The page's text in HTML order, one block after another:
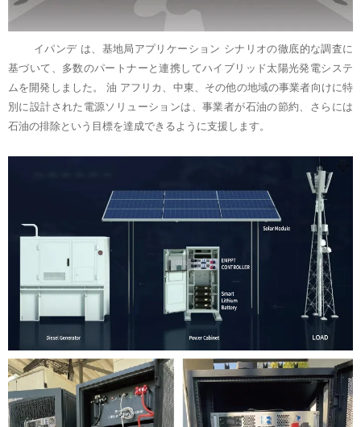
イパンデ は、基地局アプリケーション シナリオの徹底的な調査に
基づいて、多数のパートナーと連携してハイブリッド太陽光発電システ
ムを開発しました。
油 アフリカ、中東、その他の地域の事業者向けに特
別に設計された電源ソリューションは、事業者が石油の節約、さらには
石油の排除という目標を達成できるように支援します。